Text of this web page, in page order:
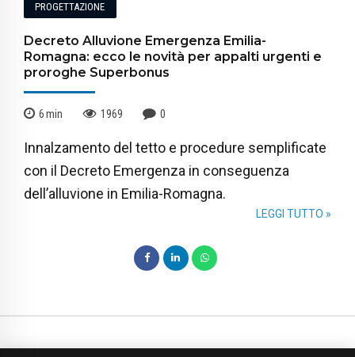
PROGETTAZIONE
Decreto Alluvione Emergenza Emilia-
Romagna: ecco le novità per appalti urgenti e
proroghe Superbonus
6min 1969 0
Innalzamento del tetto e procedure semplificate
con il Decreto Emergenza in conseguenza
dell’alluvione in Emilia-Romagna.
LEGGI TUTTO »